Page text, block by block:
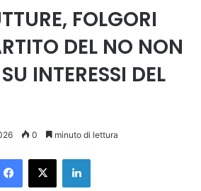
FOLGORI
DEL NO NON
INTERESSI DEL
0 minuto di lettura
Facebook
X LinkedIn